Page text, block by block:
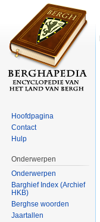
Hoofdpagina
Contact
Hulp
Onderwerpen
Onderwerpen
Barghief Index (Archief
HKB)
Berghse woorden
Jaartallen